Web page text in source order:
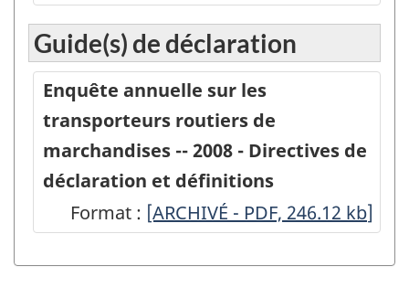
Enquête
annuelle
transporteurs
de
Guide(s) de déclaration
Enquête annuelle sur les
transporteurs routiers de
marchandises -- 2008 - Directives de
déclaration et définitions
Format : -
-
[ARCHIVÉ - PDF, 246.12 kb]